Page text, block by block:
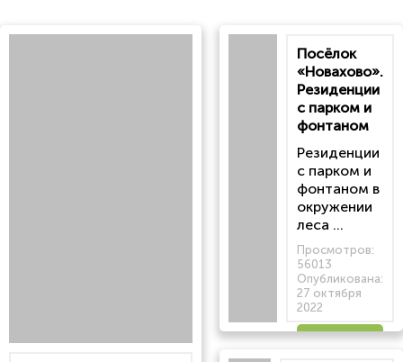
Посёлок
«Новахово».
Резиденции
с парком и
фонтаном
Резиденции
с парком и
фонтаном в
окружении
леса ...
Просмотров:
56013
Опубликована:
27 октября
2022